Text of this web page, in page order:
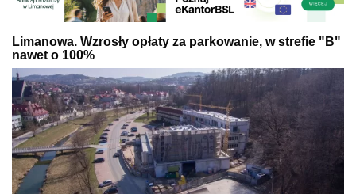
Limanowa. Wzrosły opłaty za parkowanie, w strefie "B"
nawet o 100%